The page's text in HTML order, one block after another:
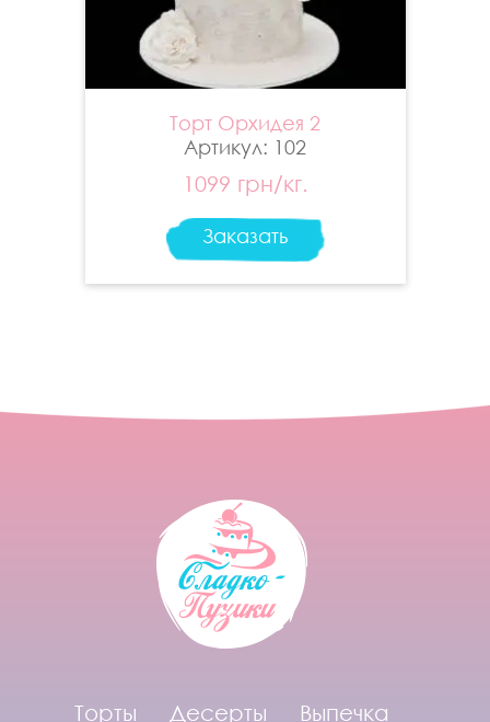
Торт Орхидея 2
Артикул: 102
1099 грн/кг.
Заказать
Торты Десерты
Выпечка